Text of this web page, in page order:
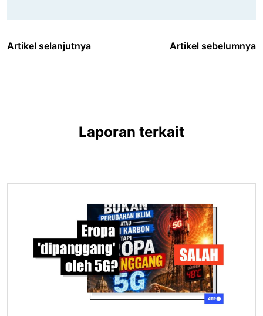
Artikel selanjutnya Artikel sebelumnya
Laporan terkait